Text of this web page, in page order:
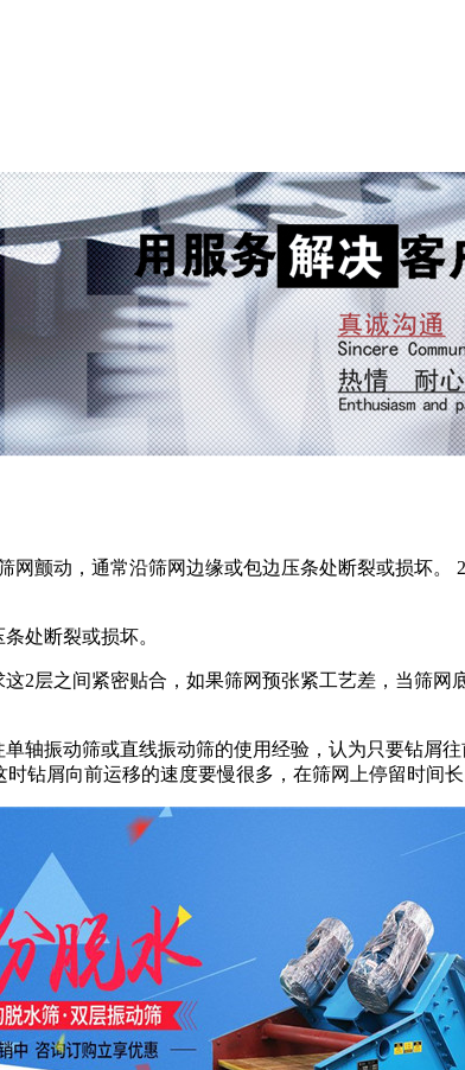
颤动，通常沿筛网边缘或包边压条处断裂或损坏。
处断裂或损坏。
2层之间紧密贴合，如果筛网预张紧工艺差，当筛
轴振动筛或直线振动筛的使用经验，认为只要钻屑
钻屑向前运移的速度要慢很多，在筛网上停留时间